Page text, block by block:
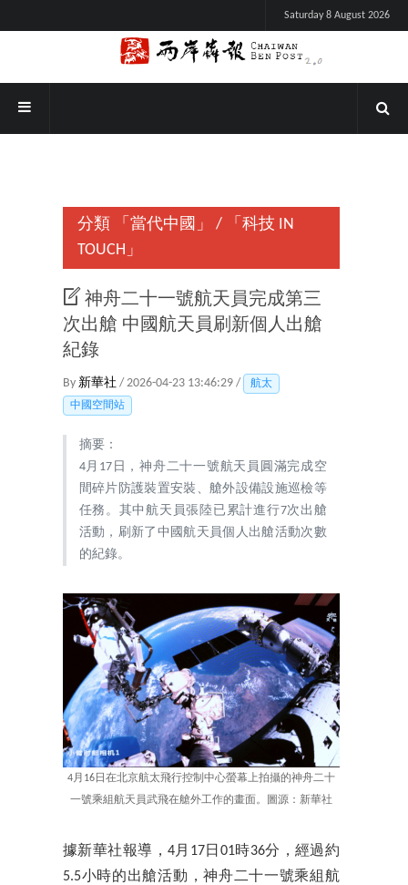
Saturday 8 August 2026
分類 「當代中國」 /
「科技 IN
TOUCH」
神舟二十一號航天員完成第三
次出艙 中國航天員刷新個人出艙
紀錄
By 新華社 / 2026-04-23 13:46:29 /
航太
中國空間站
摘要：
4月17日，神舟二十一號航天員圓滿完成空
間碎片防護裝置安裝、艙外設備設施巡檢等
任務。其中航天員張陸已累計進行7次出艙
活動，刷新了中國航天員個人出艙活動次數
的紀錄。
4月16日在北京航太飛行控制中心螢幕上拍攝的神舟二十
一號乘組航天員武飛在艙外工作的畫面。圖源：新華社
據新華社報導，4月17日01時36分，經過約
5.5小時的出艙活動，神舟二十一號乘組航